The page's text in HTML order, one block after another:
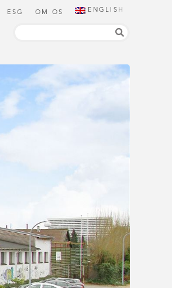
ESG OM OS ENGLISH